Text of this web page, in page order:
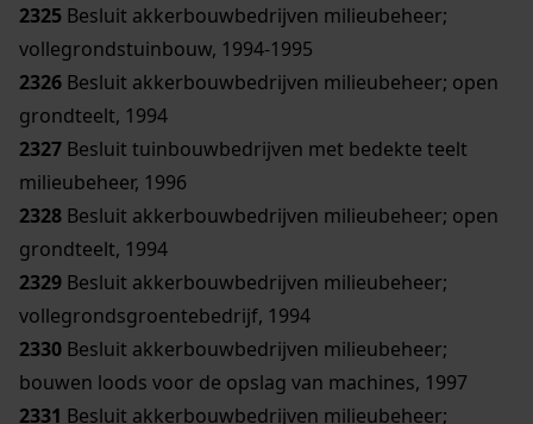
2325 Besluit akkerbouwbedrijven milieubeheer;
vollegrondstuinbouw, 1994-1995
2326 Besluit akkerbouwbedrijven milieubeheer; open
grondteelt, 1994
2327 Besluit tuinbouwbedrijven met bedekte teelt
milieubeheer, 1996
2328 Besluit akkerbouwbedrijven milieubeheer; open
grondteelt, 1994
2329 Besluit akkerbouwbedrijven milieubeheer;
vollegrondsgroentebedrijf, 1994
2330 Besluit akkerbouwbedrijven milieubeheer;
bouwen loods voor de opslag van machines, 1997
2331 Besluit akkerbouwbedrijven milieubeheer;